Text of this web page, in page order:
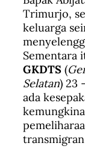
Trimurjo,
keluarga
Sementara
GKDTS (
Selatan) 23
ada